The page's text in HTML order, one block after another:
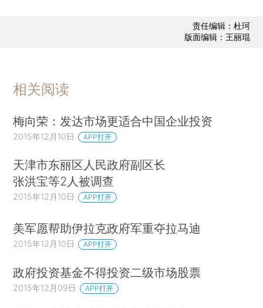
责任编辑：杜珂
版面编辑：王丽琨
相关阅读
梅向荣：发达市场更适合中国企业投资
2015年12月10日 APP打开
天津市东丽区人民政府副区长
张洪宝等2人被调查
2015年12月10日 APP打开
美军愿帮助伊拉克政府军重夺拉马迪
2015年12月10日 APP打开
政府投资基金不得投资二级市场股票
2015年12月09日 APP打开